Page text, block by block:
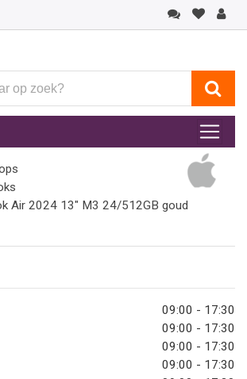
Air 2024 13" M3 24/512GB goud
09:00 - 17:30
09:00 - 17:30
09:00 - 17:30
09:00 - 17:30